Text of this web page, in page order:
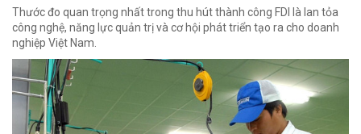
Thước đo quan trọng nhất trong thu hút thành công FDI là lan tỏa
công nghệ, năng lực quản trị và cơ hội phát triển tạo ra cho doanh
nghiệp Việt Nam.